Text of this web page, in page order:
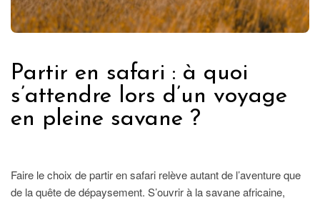
Partir en safari : à quoi
s’attendre lors d’un voyage
en pleine savane ?
Faire le choix de partir en safari relève autant de l’aventure que
de la quête de dépaysement. S’ouvrir à la savane africaine,